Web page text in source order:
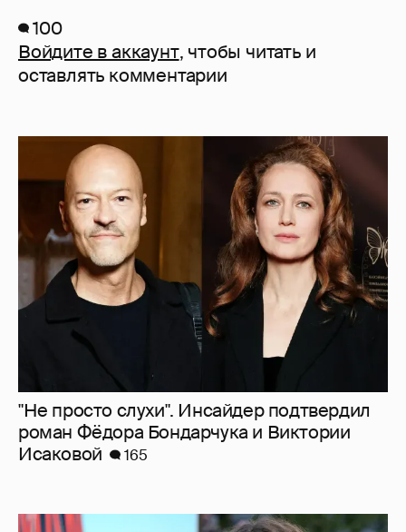
100
Войдите в аккаунт, чтобы читать и
оставлять комментарии
"Не просто слухи". Инсайдер подтвердил
роман Фёдора Бондарчука и Виктории
Исаковой
165